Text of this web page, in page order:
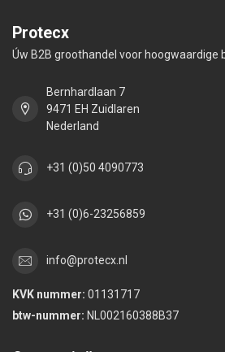
Protecx
Úw B2B groothandel voor hoogwaardige
Bernhardlaan 7
9471 EH Zuidlaren
Nederland
+31 (0)50 4090773
+31 (0)6-23256859
info@protecx.nl
KVK nummer: 01131717
btw-nummer: NL002160388B37